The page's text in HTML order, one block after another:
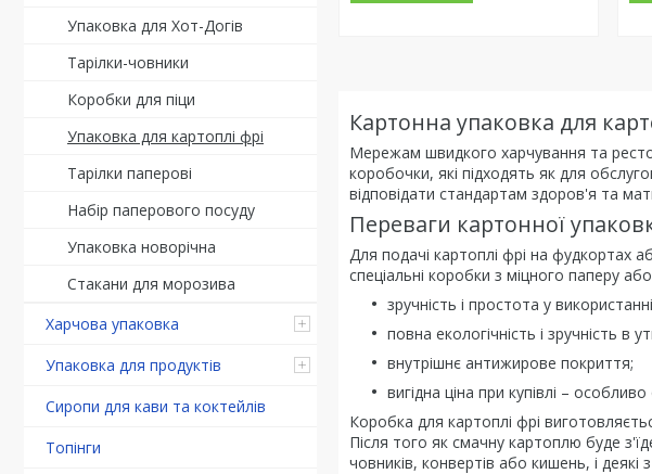
Упаковка для Хот-Догів
Тарілки-човники
Коробки для піци
Упаковка для картоплі фрі
Тарілки паперові
Набір паперового посуду
Упаковка новорічна
Стакани для морозива
Харчова упаковка
Упаковка для продуктів
Сиропи для кави та коктейлів
Топінги
Картонна упаковка для
Мережам швидкого харчування та
коробочки, які підходять як для
відповідати стандартам здоров'я та
Переваги картонної
Для подачі картоплі фрі на фудкортах
спеціальні коробки з міцного паперу
зручність і простота у
повна екологічність і зручність в
внутрішнє антижирове покриття;
вигідна ціна при купівлі –
Коробка для картоплі фрі
Після того як смачну картоплю буде
човників, конвертів або кишень, і деякі